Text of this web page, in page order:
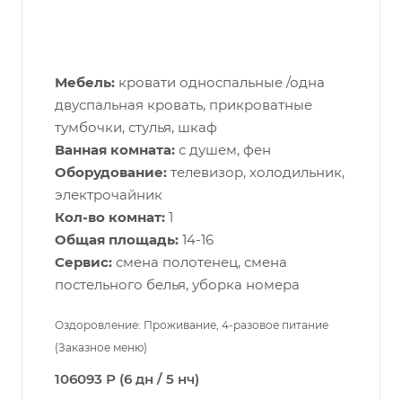
Мебель: кровати односпальные /одна
двуспальная кровать, прикроватные
тумбочки, стулья, шкаф
Ванная комната: с душем, фен
Оборудование: телевизор, холодильник,
электрочайник
Кол-во комнат: 1
Общая площадь: 14-16
Сервис: смена полотенец, смена
постельного белья, уборка номера
Оздоровление: Проживание, 4-разовое питание
(Заказное меню)
106093 Р (6 дн / 5 нч)